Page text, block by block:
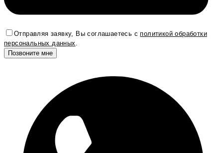
Отправляя заявку, Вы соглашаетесь сполитикой обработки
персональных данных.